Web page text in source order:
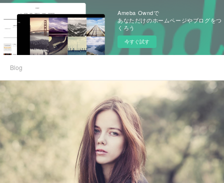
Ameba Owndで
あなただけのホームページやブログをつ
くろう
今すぐ試す
Blog